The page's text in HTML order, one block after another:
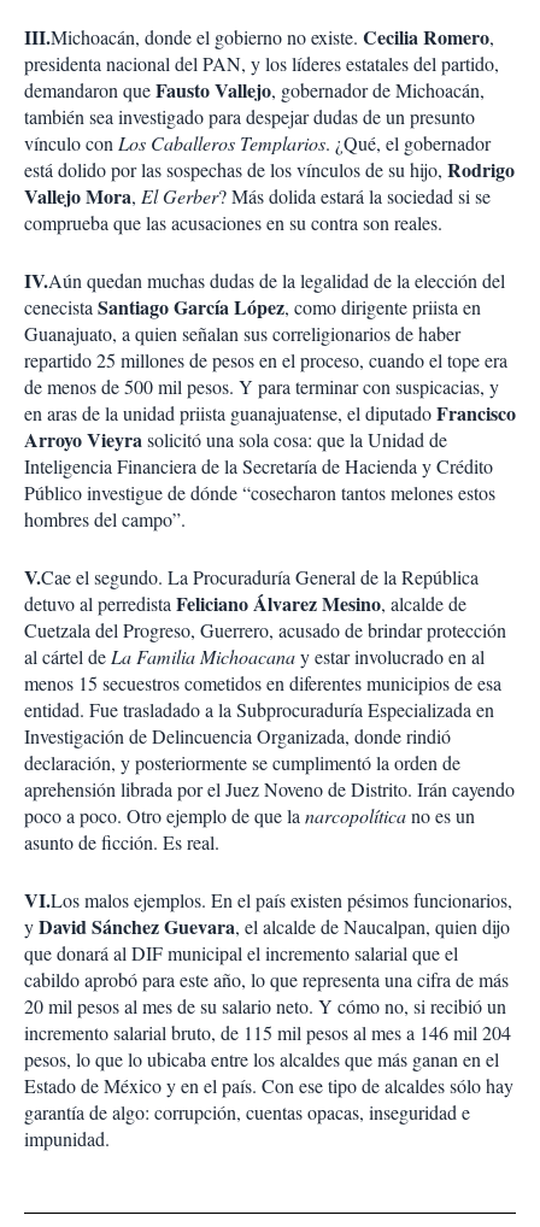
III.Michoacán, donde el gobierno no existe. Cecilia Romero,
presidenta nacional del PAN, y los líderes estatales del partido,
demandaron queFaustoVallejo, gobernador de Michoacán,
también sea investigado para despejar dudas de un presunto
vínculo con Los Caballeros Templarios. ¿Qué, el gobernador
está dolido por las sospechas de los vínculos de su hijo, Rodrigo
VallejoMora, El Gerber? Más dolida estará la sociedad si se
comprueba que las acusaciones en su contra son reales.
IV.Aún quedan muchas dudas de la legalidad de la elección del
cenecista Santiago García López, como dirigente priista en
Guanajuato, a quien señalan sus correligionarios de haber
repartido 25 millones de pesos en el proceso, cuando el tope era
de menos de 500 mil pesos. Y para terminar con suspicacias, y
en aras de la unidad priista guanajuatense, el diputadoFrancisco
ArroyoVieyrasolicitó una sola cosa: que la Unidad de
Inteligencia Financiera de la Secretaría de Hacienda y Crédito
Público investigue de dónde “cosecharon tantos melones estos
hombres del campo”.
V.Cae el segundo. La Procuraduría General de la República
detuvo al perredista Feliciano Álvarez Mesino, alcalde de
Cuetzala del Progreso, Guerrero, acusado de brindar protección
al cártel de La Familia Michoacanay estar involucrado en al
menos 15 secuestros cometidos en diferentes municipios de esa
entidad. Fue trasladado a la Subprocuraduría Especializada en
Investigación de Delincuencia Organizada, donde rindió
declaración, y posteriormente se cumplimentó la orden de
aprehensión librada por el Juez Noveno de Distrito. Irán cayendo
poco a poco. Otro ejemplo de que la narcopolíticano es un
asunto de ficción. Es real.
VI.Los malos ejemplos. En el país existen pésimos funcionarios,
yDavid Sánchez Guevara, el alcalde de Naucalpan, quien dijo
que donará al DIF municipal el incremento salarial que el
cabildo aprobó para este año, lo que representa una cifra de más
20 mil pesos al mes de su salario neto. Y cómo no, si recibió un
incremento salarial bruto, de 115 mil pesos al mes a 146 mil 204
pesos, lo que lo ubicaba entre los alcaldes que más ganan en el
Estado de México y en el país. Con ese tipo de alcaldes sólo hay
garantía de algo: corrupción, cuentas opacas, inseguridad e
impunidad.